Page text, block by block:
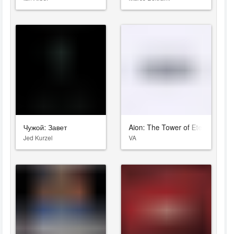
Чужой: Завет
Jed Kurzel
Aion: The Tower of Eternity
VA